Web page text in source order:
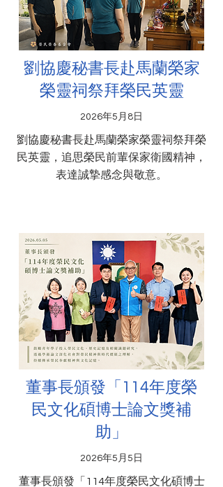
劉協慶秘書長赴馬蘭榮家
榮靈祠祭拜榮民英靈
2026年5月8日
劉協慶秘書長赴馬蘭榮家榮靈祠祭拜榮
民英靈，追思榮民前輩保家衛國精神，
表達誠摯感念與敬意。
董事長頒發「114年度榮
民文化碩博士論文獎補
助」
2026年5月5日
董事長頒發「114年度榮民文化碩博士